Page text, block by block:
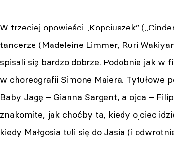
W trzeciej opowieści „Kopciuszek”
tancerze (Madeleine Limmer, Ruri
spisali się bardzo dobrze. Podobnie jak w
w choreografii Simone Maiera. Tytułowe
Baby Jagę – Gianna Sargent, a ojca –
znakomite, jak choćby ta, kiedy ojciec
kiedy Małgosia tuli się do Jasia (i